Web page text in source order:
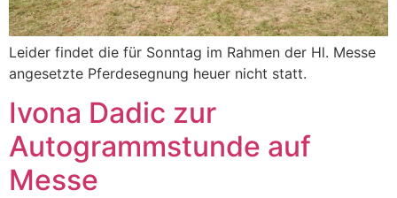
Leider findet die für Sonntag im Rahmen der Hl. Messe
angesetzte Pferdesegnung heuer nicht statt.
Ivona Dadic zur
Autogrammstunde auf
Messe